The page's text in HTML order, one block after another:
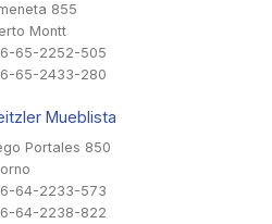
855
Montt
65-2252-505
65-2433-280
Mueblista
Portales 850
64-2233-573
64-2238-822